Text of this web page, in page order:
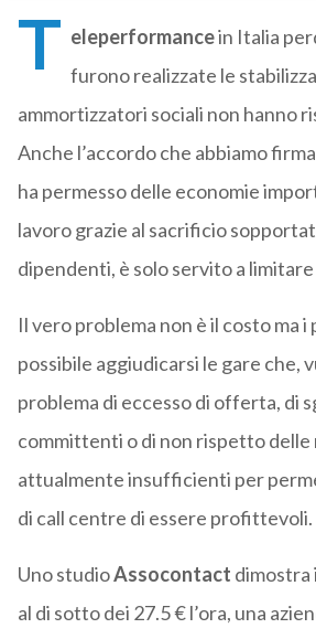
T eleperformancein Italia
furono realizzate le
ammortizzatori sociali non hanno
Anche l’accordo che abbiamo
ha permesso delle economie
lavoro grazie al sacrificio
dipendenti, è solo servito a
Il vero problema non è il costo ma i
possibile aggiudicarsi le gare che,
problema di eccesso di offerta, di
committenti o di non rispetto delle
attualmente insufficienti per
di call centre di essere profittevoli.
Uno studioAssocontact dimostra
al di sotto dei 27.5 € l’ora, una